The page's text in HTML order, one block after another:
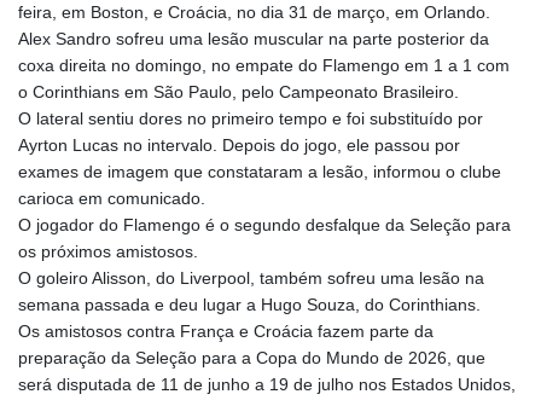
feira, em Boston, e Croácia, no dia 31 de março, em Orlando.
Alex Sandro sofreu uma lesão muscular na parte posterior da
coxa direita no domingo, no empate do Flamengo em 1 a 1 com
o Corinthians em São Paulo, pelo Campeonato Brasileiro.
O lateral sentiu dores no primeiro tempo e foi substituído por
Ayrton Lucas no intervalo. Depois do jogo, ele passou por
exames de imagem que constataram a lesão, informou o clube
carioca em comunicado.
O jogador do Flamengo é o segundo desfalque da Seleção para
os próximos amistosos.
O goleiro Alisson, do Liverpool, também sofreu uma lesão na
semana passada e deu lugar a Hugo Souza, do Corinthians.
Os amistosos contra França e Croácia fazem parte da
preparação da Seleção para a Copa do Mundo de 2026, que
será disputada de 11 de junho a 19 de julho nos Estados Unidos,